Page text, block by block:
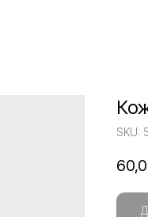
SKU: